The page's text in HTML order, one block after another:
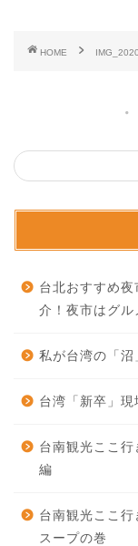
HOME
台北おすすめ
介！夜市はグル
私が台湾の「沼
台湾「新卒」現
台南観光ここ
編
台南観光ここ
スープの巻